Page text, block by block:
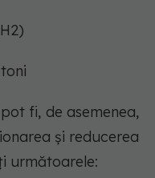
fi, de asemenea,
și reducerea
următoarele: